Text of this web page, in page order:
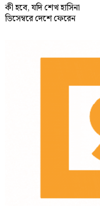
কী হবে, যদি শেখ হাসিনা
ডিসেম্বরে দেশে ফেরেন